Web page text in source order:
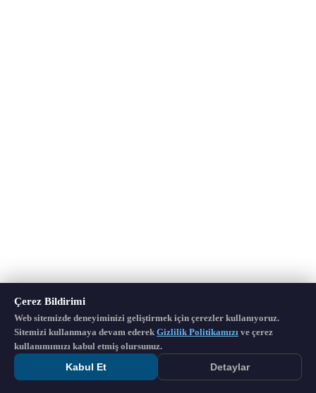
Çerez Bildirimi
Web sitemizde deneyiminizi geliştirmek için çerezler kullanıyoruz.
Sitemizi kullanmaya devam ederek Gizlilik Politikamızı ve çerez
kullanımımızı kabul etmiş olursunuz.
Kabul Et Detaylar